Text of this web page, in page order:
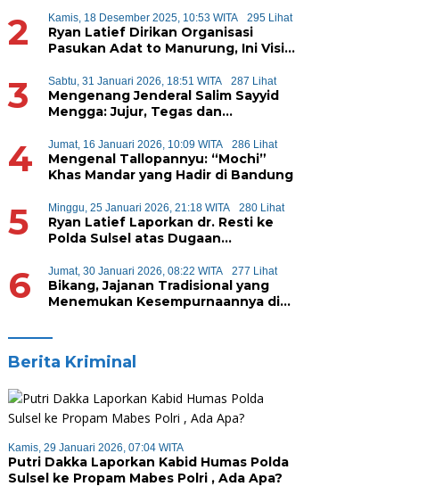
2 Kamis, 18 Desember 2025, 10:53 WITA 295 Lihat
Ryan Latief Dirikan Organisasi
Pasukan Adat to Manurung, Ini Visi
3 Sabtu, 31 Januari 2026, 18:51 WITA 287 Lihat
Mengenang Jenderal Salim Sayyid
Mengga: Jujur, Tegas dan
4 Jumat, 16 Januari 2026, 10:09 WITA 286 Lihat
Mengenal Tallopannyu: “Mochi”
Khas Mandar yang Hadir di Bandung
5 Minggu, 25 Januari 2026, 21:18 WITA 280 Lihat
Ryan Latief Laporkan dr. Resti ke
Polda Sulsel atas Dugaan
6 Jumat, 30 Januari 2026, 08:22 WITA 277 Lihat
Bikang, Jajanan Tradisional yang
Menemukan Kesempurnaannya di
Berita Kriminal
Kamis, 29 Januari 2026, 07:04 WITA
Putri Dakka Laporkan Kabid Humas Polda
Sulsel ke Propam Mabes Polri , Ada Apa?